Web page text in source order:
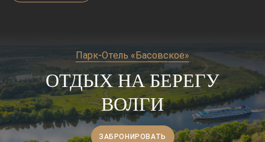
Парк-Отель «Басовское»
ОТДЫХ НА БЕРЕГУ
ВОЛГИ
ЗАБРОНИРОВАТЬ